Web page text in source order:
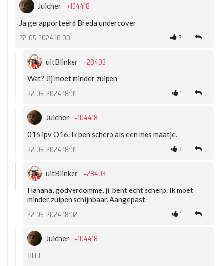
Juicher +104418
Ja gerapporteerd Breda undercover
22-05-2024 18:00 2
uitBlinker +28403
Wat? Jij moet minder zuipen
22-05-2024 18:01 1
Juicher +104418
016 ipv O16. Ik ben scherp als een mes maatje.
22-05-2024 18:01 3
uitBlinker +28403
Hahaha, godverdomme, jij bent echt scherp. Ik moet
minder zuipen schijnbaar. Aangepast
22-05-2024 18:02 1
Juicher +104418
👍🏻😁